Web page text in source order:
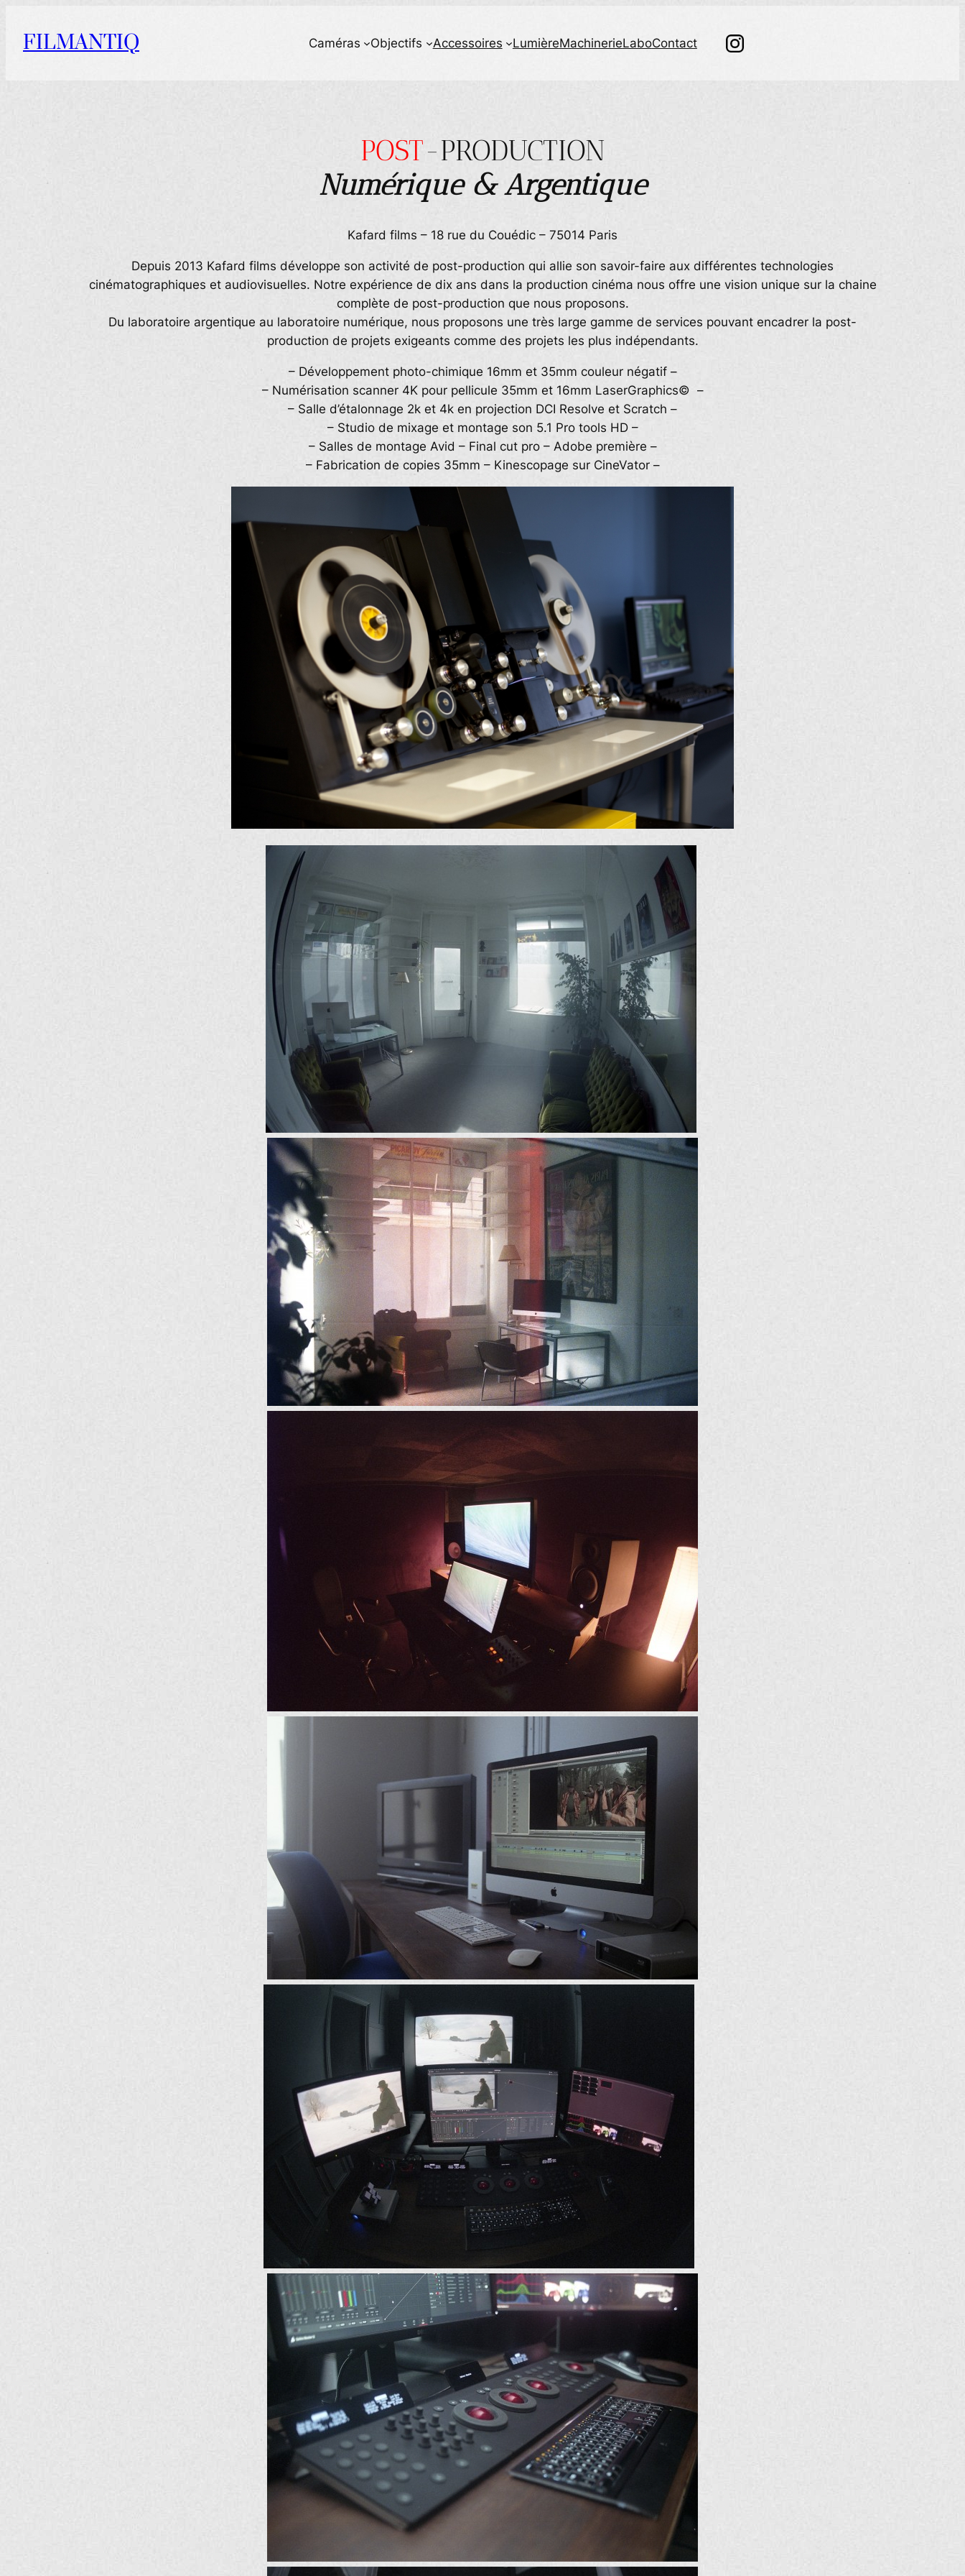
contenu
FILMANTIQ Caméras Objectifs Accessoires LumièreMachinerieLaboContact
POST-PRODUCTION
Numérique & Argentique
Kafard films – 18 rue du Couédic – 75014 Paris
Depuis 2013 Kafard films développe son activité de post-production qui allie son savoir-faire aux différentes technologies
cinématographiques et audiovisuelles. Notre expérience de dix ans dans la production cinéma nous offre une vision unique sur la chaine
complète de post-production que nous proposons.
Du laboratoire argentique au laboratoire numérique, nous proposons une très large gamme de services pouvant encadrer la post-
production de projets exigeants comme des projets les plus indépendants.
– Développement photo-chimique 16mm et 35mm couleur négatif –
– Numérisation scanner 4K pour pellicule 35mm et 16mm LaserGraphics© –
– Salle d’étalonnage 2k et 4k en projection DCI Resolve et Scratch –
– Studio de mixage et montage son 5.1 Pro tools HD –
– Salles de montage Avid – Final cut pro – Adobe première –
– Fabrication de copies 35mm – Kinescopage sur CineVator –